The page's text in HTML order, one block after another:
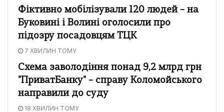
Фіктивно мобілізували 120 людей – на
Буковині і Волині оголосили про
підозру посадовцям ТЦК
7 ХВИЛИН ТОМУ
Схема заволодіння понад 9,2 млрд грн
"ПриватБанку" – справу Коломойського
направили до суду
18 ХВИЛИН ТОМУ